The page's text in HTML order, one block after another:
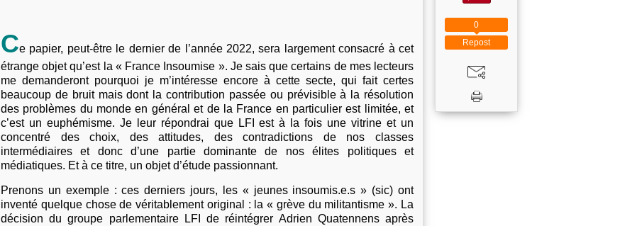
Ce papier, peut-être le dernier de l’année 2022, sera largement consacré à cet
étrange objet qu’est la « France Insoumise ». Je sais que certains de mes lecteurs
me demanderont pourquoi je m’intéresse encore à cette secte, qui fait certes
beaucoup de bruit mais dont la contribution passée ou prévisible à la résolution
des problèmes du monde en général et de la France en particulier est limitée, et
c’est un euphémisme. Je leur répondrai que LFI est à la fois une vitrine et un
concentré des choix, des attitudes, des contradictions de nos classes
intermédiaires et donc d’une partie dominante de nos élites politiques et
médiatiques. Et à ce titre, un objet d’étude passionnant.
Prenons un exemple : ces derniers jours, les « jeunes insoumis.e.s » (sic) ont
inventé quelque chose de véritablement original : la « grève du militantisme ». La
décision du groupe parlementaire LFI de réintégrer Adrien Quatennens après
Repost
0